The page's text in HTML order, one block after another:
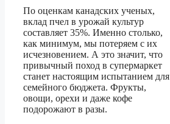
По оценкам канадских ученых,
вклад пчел в урожай культур
составляет 35%. Именно столько,
как минимум, мы потеряем с их
исчезновением. А это значит, что
привычный поход в супермаркет
станет настоящим испытанием для
семейного бюджета. Фрукты,
овощи, орехи и даже кофе
подорожают в разы.